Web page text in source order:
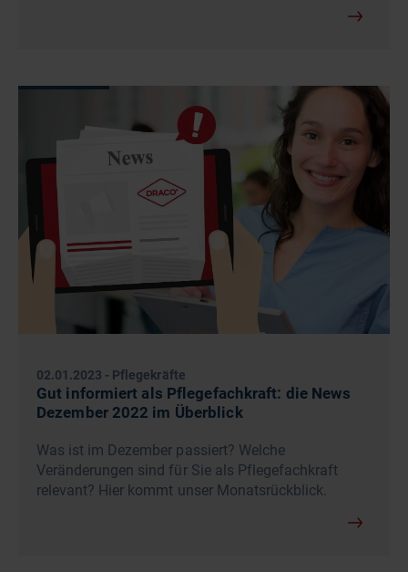
02.01.2023 - Pflegekräfte
Gut informiert als Pflegefachkraft: die News
Dezember 2022 im Überblick
Was ist im Dezember passiert? Welche
Veränderungen sind für Sie als Pflegefachkraft
relevant? Hier kommt unser Monatsrückblick.